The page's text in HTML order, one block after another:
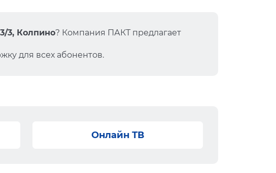
3, Колпино? Компания ПАКТ предлагает
для всех абонентов.
Онлайн ТВ